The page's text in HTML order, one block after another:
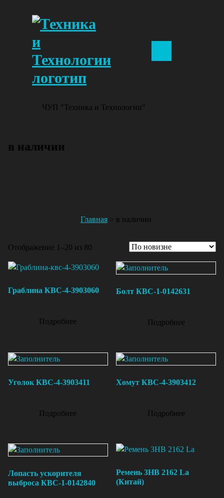
ЧУП "Техника и Технологии"
в наличии
Главная > в наличии
Отображение 1–20 из 80
Граблина КВС-4-3903060
Подробнее
Болт КВС-1-0142631
Подробнее
Уголок КВС-4-3903411
Подробнее
Хомут КВС-4-3903412
Подробнее
Лопасть ускорителя
выброса КВС-1-0142840
Ремень 3НВ 2162 La
(Китай)